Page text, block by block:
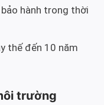
hành trong thời
thế đến 10 năm
trường